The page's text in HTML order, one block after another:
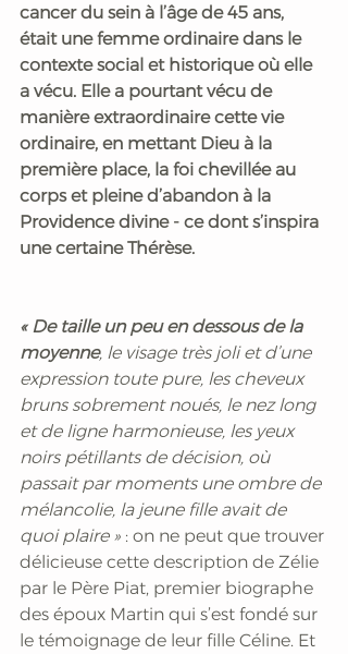
cancer du sein à l’âge de 45 ans,
était une femme ordinaire dans le
contexte social et historique où elle
a vécu. Elle a pourtant vécu de
manière extraordinaire cette vie
ordinaire, en mettant Dieu à la
première place, la foi chevillée au
corps et pleine d’abandon à la
Providence divine - ce dont s’inspira
une certaine Thérèse.
« De taille un peu en dessous de la
moyenne, le visage très joli et d’une
expression toute pure, les cheveux
bruns sobrement noués, le nez long
et de ligne harmonieuse, les yeux
noirs pétillants de décision, où
passait par moments une ombre de
mélancolie, la jeune fille avait de
quoi plaire » : on ne peut que trouver
délicieuse cette description de Zélie
par le Père Piat, premier biographe
des époux Martin qui s’est fondé sur
le témoignage de leur fille Céline. Et